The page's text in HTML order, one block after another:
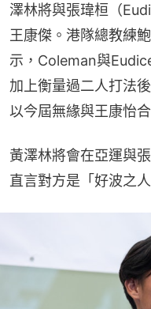
澤林將與張瑋桓（
王康傑。港隊總教練
示，Coleman與
加上衡量過二人打法
以今屆無緣與王康怡合
黃澤林將會在亞運與
直言對方是「好波之